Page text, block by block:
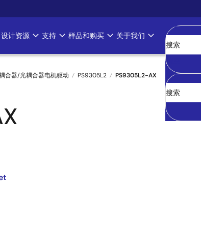
设计资源 支持 样品和购买 关于我们
清空
合器/光耦合器电机驱动 PS9305L2 PS9305L2-AX